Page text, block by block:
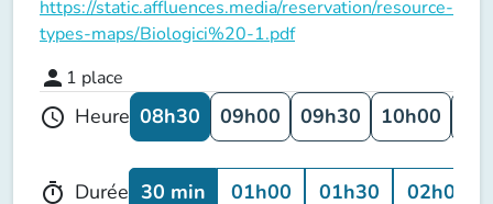
https://static.affluences.media/reservation/resource-
types-maps/Biologici%20-1.pdf
person 1 place
schedule Heure 08h30 09h00 09h30 10h00
timer Durée 30 min 01h00 01h30 02h00